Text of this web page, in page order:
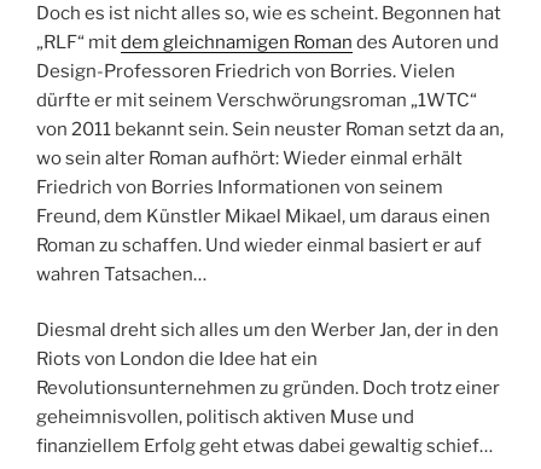
Doch es ist nicht alles so, wie es scheint. Begonnen hat
„RLF“ mitdem gleichnamigen Roman des Autoren und
Design-Professoren Friedrich von Borries. Vielen
dürfte er mit seinem Verschwörungsroman „1WTC“
von 2011 bekannt sein. Sein neuster Roman setzt da an,
wo sein alter Roman aufhört: Wieder einmal erhält
Friedrich von Borries Informationen von seinem
Freund, dem Künstler Mikael Mikael, um daraus einen
Roman zu schaffen. Und wieder einmal basiert er auf
wahren Tatsachen…
Diesmal dreht sich alles um den Werber Jan, der in den
Riots von London die Idee hat ein
Revolutionsunternehmen zu gründen. Doch trotz einer
geheimnisvollen, politisch aktiven Muse und
finanziellem Erfolg geht etwas dabei gewaltig schief…